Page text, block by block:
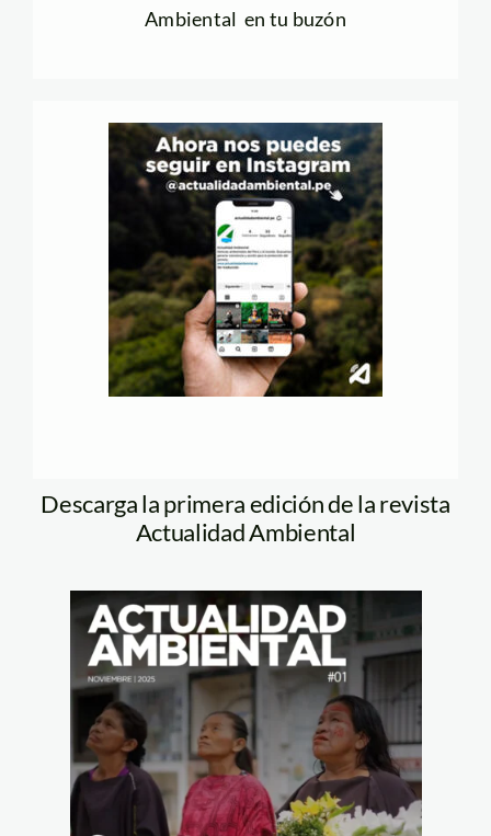
Ambiental en tu buzón
Descarga la primera edición de la revista
Actualidad Ambiental